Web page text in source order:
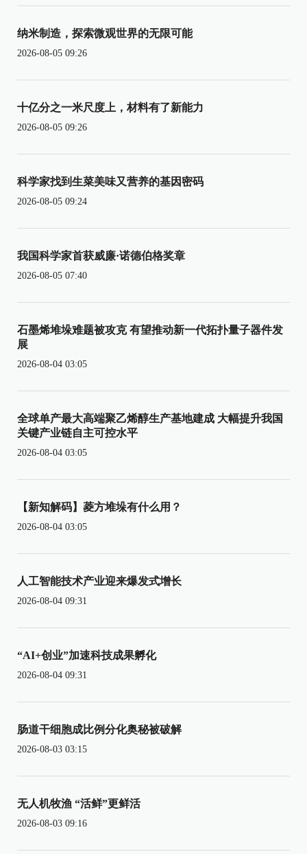
纳米制造，探索微观世界的无限可能
2026-08-05 09:26
十亿分之一米尺度上，材料有了新能力
2026-08-05 09:26
科学家找到生菜美味又营养的基因密码
2026-08-05 09:24
我国科学家首获威廉·诺德伯格奖章
2026-08-05 07:40
石墨烯堆垛难题被攻克 有望推动新一代拓扑量子器件发
展
2026-08-04 03:05
全球单产最大高端聚乙烯醇生产基地建成 大幅提升我国
关键产业链自主可控水平
2026-08-04 03:05
【新知解码】菱方堆垛有什么用？
2026-08-04 03:05
人工智能技术产业迎来爆发式增长
2026-08-04 09:31
“AI+创业”加速科技成果孵化
2026-08-04 09:31
肠道干细胞成比例分化奥秘被破解
2026-08-03 03:15
无人机牧渔 “活鲜”更鲜活
2026-08-03 09:16